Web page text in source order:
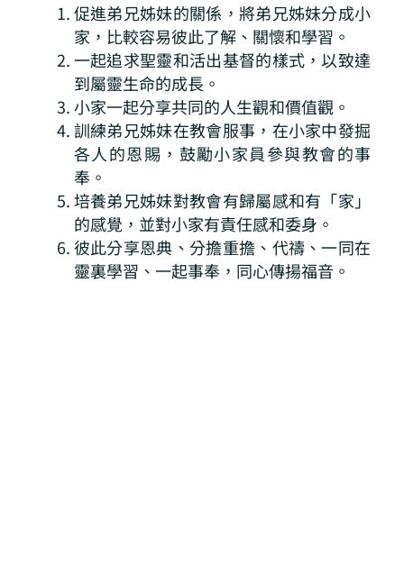
促進弟兄姊妹的關係，將弟兄姊妹分成小
家，比較容易彼此了解、關懷和學習。
一起追求聖靈和活出基督的樣式，以致達
到屬靈生命的成長。
小家一起分享共同的人生觀和價值觀。
訓練弟兄姊妹在教會服事，在小家中發掘
各人的恩賜，鼓勵小家員參與教會的事
奉。
培養弟兄姊妹對教會有歸屬感和有「家」
的感覺，並對小家有責任感和委身。
彼此分享恩典、分擔重擔、代禱、一同在
靈裏學習、一起事奉，同心傳揚福音。